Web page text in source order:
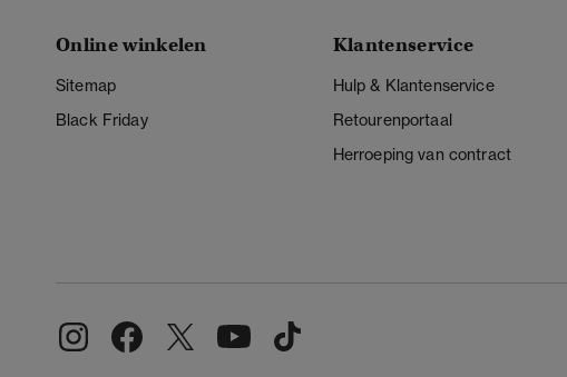
Online winkelen
Sitemap
Black Friday
Klantenservice
Hulp & Klantenservice
Retourenportaal
Herroeping van contract